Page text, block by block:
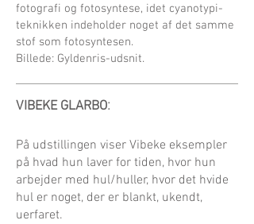
fotografi og fotosyntese, idet cyanotypi-
teknikken indeholder noget af det samme
stof som fotosyntesen.
Billede: Gyldenris-udsnit.
VIBEKE GLARBO:
På udstillingen viser Vibeke eksempler
på hvad hun laver for tiden, hvor hun
arbejder med hul/huller, hvor det hvide
hul er noget, der er blankt, ukendt,
uerfaret.